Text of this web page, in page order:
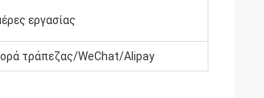
εργασίας
τράπεζας/WeChat/Alipay